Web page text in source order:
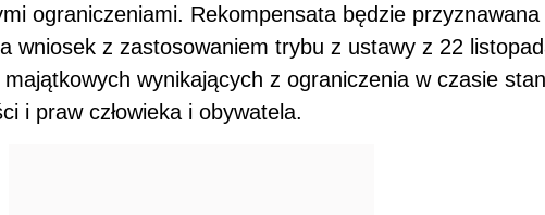
ograniczeniami. Rekompensata będzie przyznawana
wniosek z zastosowaniem trybu z ustawy z 22
wynikających z ograniczenia w czasie
i praw człowieka i obywatela.